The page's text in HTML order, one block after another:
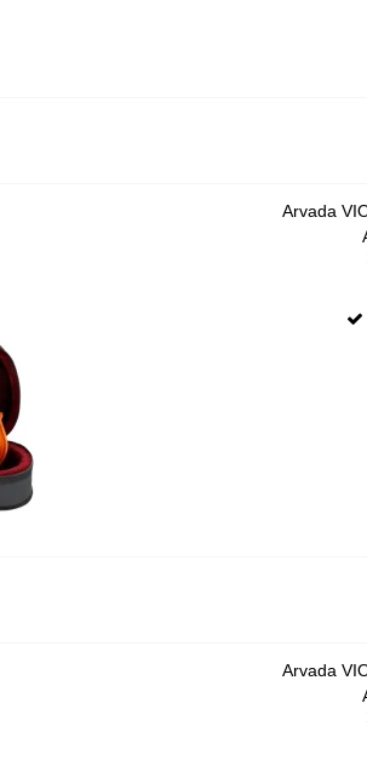
Arvada
Arvada